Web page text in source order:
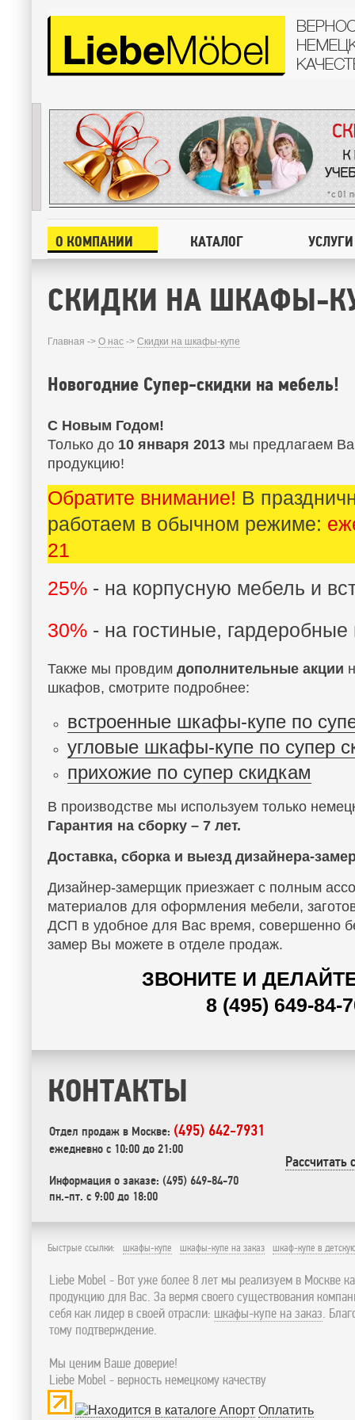
О КОМПАНИИ КАТАЛОГ УСЛУГИ
СКИДКИ НА ШКАФЫ-
Главная -> О нас -> Скидки на шкафы-купе
Новогодние Супер-скидки на мебель!
С Новым Годом!
Только до 10 января 2013 мы предлагаем
продукцию!
Обратите внимание! В
работаем в обычном режиме:
21
25% - на корпусную мебель и
30% - на гостиные,
Также мы провдим дополнительные акции
шкафов, смотрите подробнее:
встроенные шкафы-купе по
угловые шкафы-купе по супер
прихожие по супер скидкам
В производстве мы используем только
Гарантия на сборку – 7 лет.
Доставка, сборка и выезд дизайнера-
Дизайнер-замерщик приезжает с полным
материалов для оформления мебели,
ДСП в удобное для Вас время, совершенно
замер Вы можете в отделе продаж.
ЗВОНИТЕ И
8 (495) 649-84-
КОНТАКТЫ
Отдел продаж в Москве: (495) 642-7931
ежедневно с 10:00 до 21:00
Информация о заказе: (495) 649-84-70
пн.-пт. с 9:00 до 18:00
Быстрые ссылки: шкафы-купе шкафы-купе на заказ шкаф-купе в
Liebe Mobel - Вот уже более 8 лет мы реализуем в Москве
продукцию для Вас. За вермя своего существования
себя как лидер в своей отрасли: шкафы-купе на заказ.
тому подтверждение.
Мы ценим Ваше доверие!
Liebe Mobel - верность немецкому качеству
Оплатить